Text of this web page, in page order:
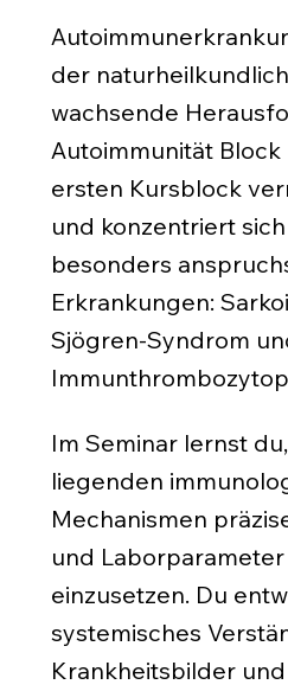
der
wachsende
Autoimmunität
ersten Kursblock
und konzentriert
besonders
Erkrankungen:
Sjögren-Syndrom
Im Seminar lernst
liegenden
Mechanismen
und
einzusetzen. Du
systemisches
Krankheitsbilder